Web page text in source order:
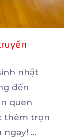
nhật
đến
quen
thêm trọn
ngay! ...